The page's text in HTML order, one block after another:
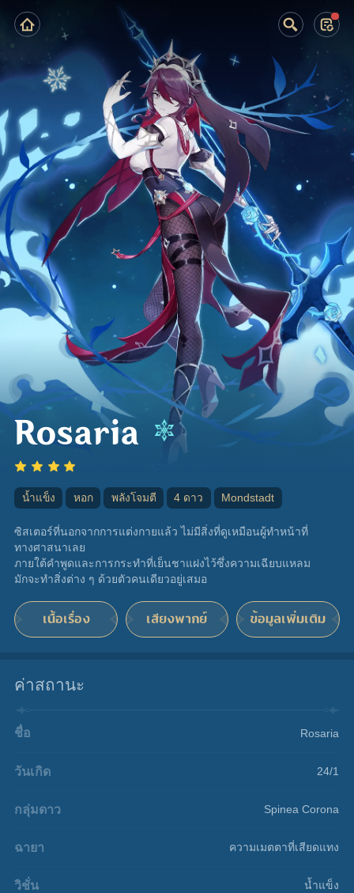
Rosaria
น้ำแข็ง หอก พลังโจมตี 4 ดาว Mondstadt
ซิสเตอร์ที่นอกจากการแต่งกายแล้ว ไม่มีสิ่งที่ดูเหมือนผู้ทำหน้าที่
ทางศาสนาเลย
ภายใต้คำพูดและการกระทำที่เย็นชาแฝงไว้ซึ่งความเฉียบแหลม
มักจะทำสิ่งต่าง ๆ ด้วยตัวคนเดียวอยู่เสมอ
เนื้อเรื่อง เสียงพากย์ ข้อมูลเพิ่มเติม
ค่าสถานะ
ชื่อ Rosaria
วันเกิด 24/1
กลุ่มดาว Spinea Corona
ฉายา ความเมตตาที่เสียดแทง
วิชั่น น้ำแข็ง